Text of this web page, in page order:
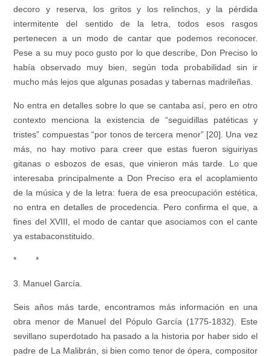
decoro y reserva, los gritos y los relinchos, y la pérdida
intermitente del sentido de la letra, todos esos rasgos
pertenecen a un modo de cantar que podemos reconocer.
Pese a su muy poco gusto por lo que describe, Don Preciso lo
había observado muy bien, según toda probabilidad sin ir
mucho más lejos que algunas posadas y tabernas madrileñas.
No entra en detalles sobre lo que se cantaba así, pero en otro
contexto menciona la existencia de “seguidillas patéticas y
tristes” compuestas “por tonos de tercera menor” [20]. Una vez
más, no hay motivo para creer que estas fueron siguiriyas
gitanas o esbozos de esas, que vinieron más tarde. Lo que
interesaba principalmente a Don Preciso era el acoplamiento
de la música y de la letra: fuera de esa preocupación estética,
no entra en detalles de procedencia. Pero confirma el que, a
fines del XVIII, el modo de cantar que asociamos con el cante
ya estabaconstituido.
* *
3. Manuel García.
Seis años más tarde, encontramos más información en una
obra menor de Manuel del Pópulo García (1775-1832). Este
sevillano superdotado ha pasado a la historia por haber sido el
padre de La Malibrán, si bien como tenor de ópera, compositor